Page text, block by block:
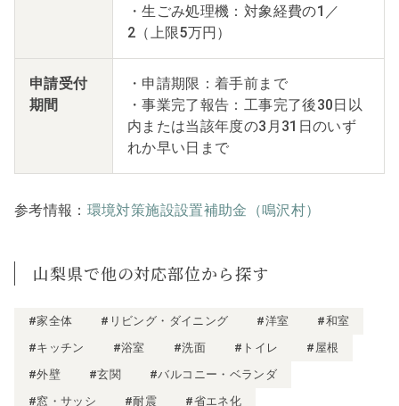
・生ごみ処理機：対象経費の1／
2（上限5万円）
申請受付
期間
・申請期限：着手前まで
・事業完了報告：工事完了後30日以
内または当該年度の3月31日のいず
れか早い日まで
参考情報： 環境対策施設設置補助金（鳴沢村）
山梨県で他の対応部位から探す
#家全体 #リビング・ダイニング #洋室
#和室
#キッチン
#浴室 #洗面 #トイレ
#屋根
#外壁
#玄関
#バルコニー・ベランダ
#窓・サッシ
#耐震 #省エネ化